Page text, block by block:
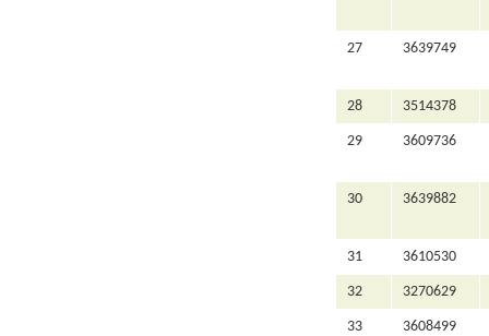
27 3639749
28 3514378
29 3609736
30 3639882
31 3610530
32 3270629
33 3608499